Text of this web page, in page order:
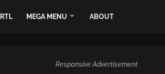
RTL MEGA MENU ABOUT
Responsive Advertisement